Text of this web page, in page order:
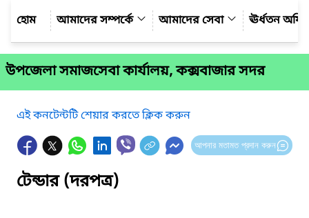
আমাদের সম্পর্কে
আমাদের সেবা ঊর্ধতন
উপজেলা সমাজসেবা কার্যালয়, কক্সবাজার সদর
এই কনটেন্টটি শেয়ার করতে ক্লিক করুন
আপনার মতামত প্রদান করুন
টেন্ডার (দরপত্র)